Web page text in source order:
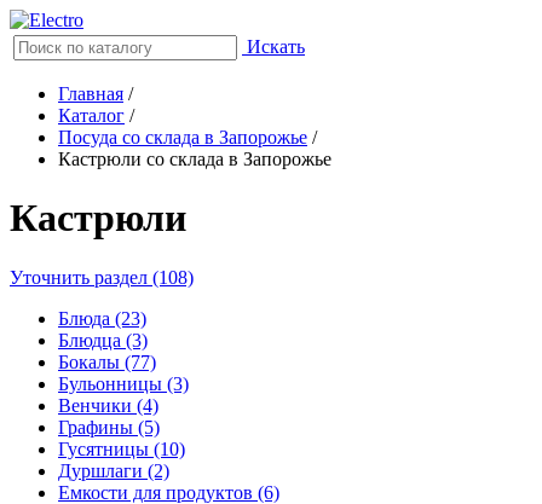
Искать
Главная /
Каталог /
Посуда со склада в Запорожье /
Кастрюли со склада в Запорожье
Кастрюли
Уточнить раздел (108)
Блюда (23)
Блюдца (3)
Бокалы (77)
Бульонницы (3)
Венчики (4)
Графины (5)
Гусятницы (10)
Дуршлаги (2)
Емкости для продуктов (6)